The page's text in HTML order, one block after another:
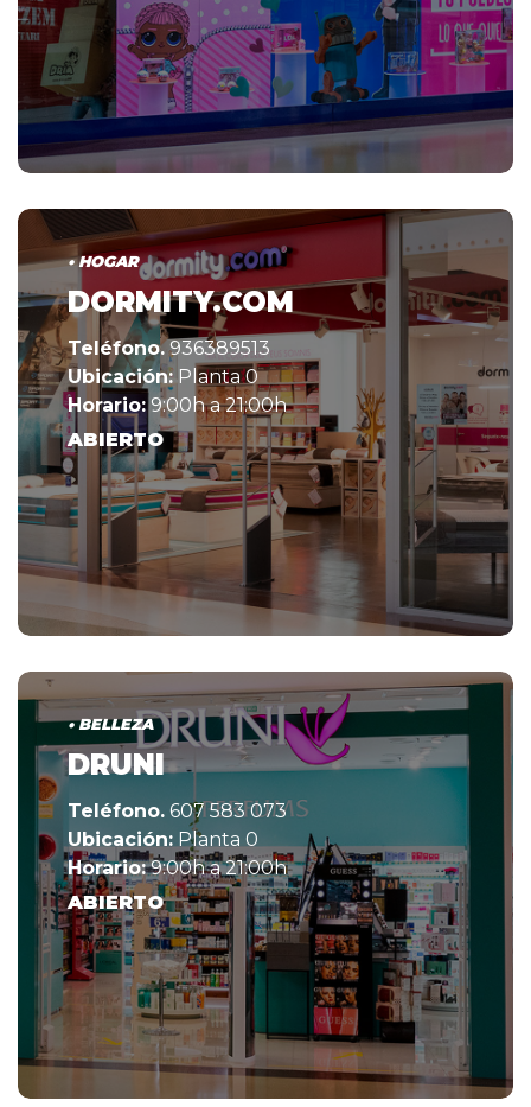
• HOGAR
DORMITY.COM
Teléfono.936389513
Ubicación: Planta 0
Horario:9:00h a 21:00h
ABIERTO
• BELLEZA
DRUNI
Teléfono. 607 583 073
Ubicación: Planta 0
Horario:9:00h a 21:00h
ABIERTO